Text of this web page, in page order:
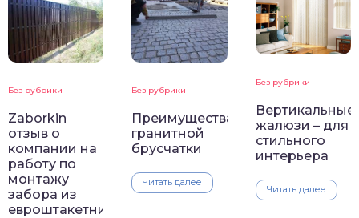
Без рубрики
Zaborkin
отзыв о
компании на
работу по
монтажу
забора из
евроштакетника
Без рубрики
Преимущества
гранитной
брусчатки
Читать далее
Без рубрики
Вертикальные
жалюзи – для
стильного
интерьера
Читать далее